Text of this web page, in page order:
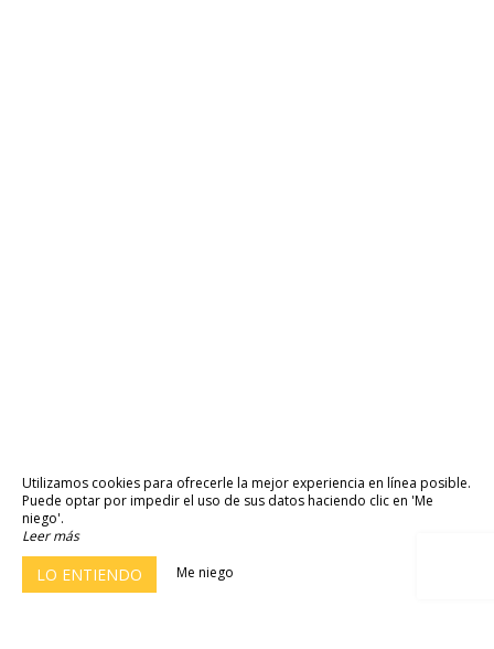
Utilizamos cookies para ofrecerle la mejor experiencia en línea posible.
Puede optar por impedir el uso de sus datos haciendo clic en 'Me
niego'.
Leer más
LO ENTIENDO Me niego